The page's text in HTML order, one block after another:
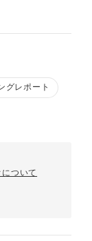
グレポート
ついて